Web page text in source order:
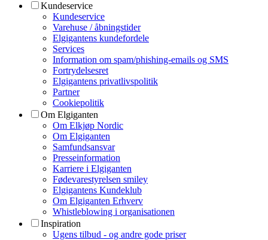
Kundeservice
Kundeservice
Varehuse / åbningstider
Elgigantens kundefordele
Services
Information om spam/phishing-emails og SMS
Fortrydelsesret
Elgigantens privatlivspolitik
Partner
Cookiepolitik
Om Elgiganten
Om Elkjøp Nordic
Om Elgiganten
Samfundsansvar
Presseinformation
Karriere i Elgiganten
Fødevarestyrelsen smiley
Elgigantens Kundeklub
Om Elgiganten Erhverv
Whistleblowing i organisationen
Inspiration
Ugens tilbud - og andre gode priser